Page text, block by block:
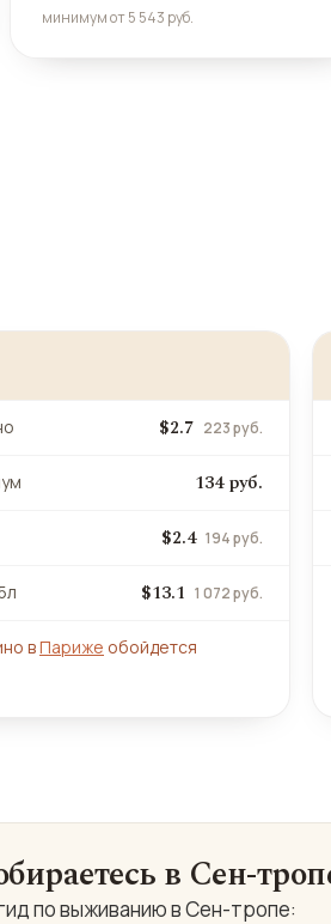
минимум от 5 543 руб.
$2.7 223 руб.
134 руб.
$2.4 194 руб.
$13.1 1 072 руб.
вПариже обойдется
в Сен-
по выживанию в Сен-тропе: